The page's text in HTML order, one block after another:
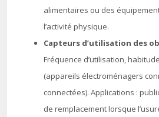
alimentaires ou des
l’activité physique.
Capteurs d’utilisation des
Fréquence d’utilisation,
(appareils électroménagers
connectées). Applications :
de remplacement lorsque